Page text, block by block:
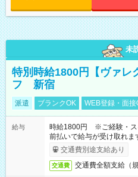
未
特別時給1800円【ヴァレ
フ 新宿
派遣 ブランクOK WEB登録・面接
給与
時給1800円 ※ご経験・ス
前払いで給与が受け取れま
交通費別途支給あり
交通費 交通費全額支給（